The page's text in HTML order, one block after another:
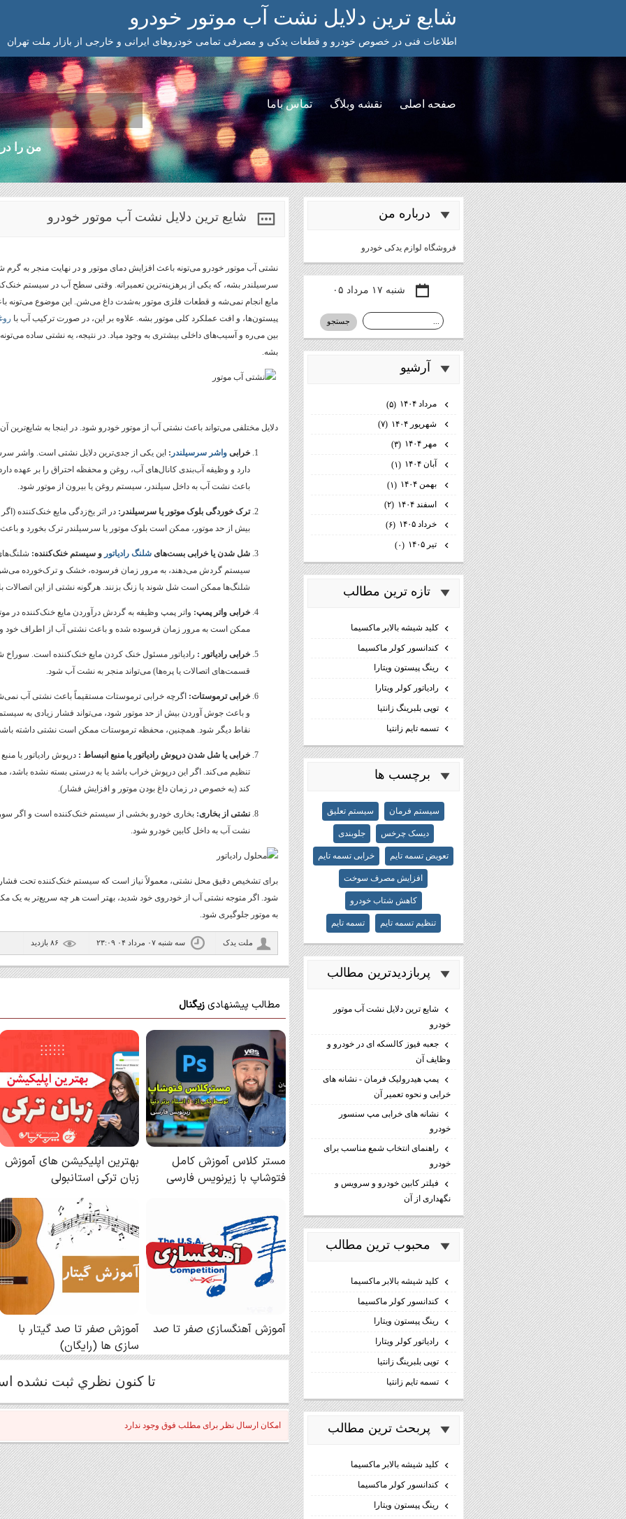
شایع ترین دلایل نشت آب موتور خودرو
اطلاعات فنی در خصوص خودرو و قطعات یدکی و مصرفی تمامی خودروهای ایرانی و خارجی از بازار ملت تهران
صفحه اصلی نقشه وبلاگ تماس باما
من را
شایع ترین دلایل نشت آب موتور خودرو
نشتی آب موتور خودرو می‌تونه باعث افزایش دمای موتور و در نهایت منجر به
سرسیلندر بشه، که یکی از پرهزینه‌ترین تعمیراته. وقتی سطح آب در سیستم
مایع انجام نمی‌شه و قطعات فلزی موتور به‌شدت داغ می‌شن. این موضوع می‌تونه
پیستون‌ها، و افت عملکرد کلی موتور بشه. علاوه بر این، در صورت ترکیب آب با
بین می‌ره و آسیب‌های داخلی بیشتری به وجود میاد. در نتیجه، یه نشتی ساده
بشه.
دلایل مختلفی می‌تواند باعث نشتی آب از موتور خودرو شود. در اینجا به شایع‌ترین
خرابی واشر سرسیلندر : این یکی از جدی‌ترین دلایل نشتی است. واشر
دارد و وظیفه آب‌بندی کانال‌های آب، روغن و محفظه احتراق را بر عهده
باعث نشت آب به داخل سیلندر، سیستم روغن یا بیرون از موتور شود.
ترک خوردگی بلوک موتور یا سرسیلندر: در اثر یخ‌زدگی مایع خنک‌کننده
بیش از حد موتور، ممکن است بلوک موتور یا سرسیلندر ترک بخورد و
شل شدن یا خرابی بست‌های شلنگ رادیاتور و سیستم خنک‌کننده:
سیستم گردش می‌دهند، به مرور زمان فرسوده، خشک و ترک‌خورده
شلنگ‌ها ممکن است شل شوند یا زنگ بزنند. هرگونه نشتی از این
خرابی واتر پمپ: واتر پمپ وظیفه به گردش درآوردن مایع خنک‌کننده در
ممکن است به مرور زمان فرسوده شده و باعث نشتی آب از اطراف خود
خرابی رادیاتور : رادیاتور مسئول خنک کردن مایع خنک‌کننده است. سوراخ
قسمت‌های اتصالات یا پره‌ها) می‌تواند منجر به نشت آب شود.
خرابی ترموستات: اگرچه خرابی ترموستات مستقیماً باعث نشتی آب
و باعث جوش آوردن بیش از حد موتور شود، می‌تواند فشار زیادی به
نقاط دیگر شود. همچنین، محفظه ترموستات ممکن است نشتی داشته
خرابی یا شل شدن درپوش رادیاتور یا منبع انبساط : درپوش رادیاتور یا
تنظیم می‌کند. اگر این درپوش خراب باشد یا به درستی بسته نشده
کند (به خصوص در زمان داغ بودن موتور و افزایش فشار).
نشتی از بخاری: بخاری خودرو بخشی از سیستم خنک‌کننده است و اگر
نشت آب به داخل کابین خودرو شود.
برای تشخیص دقیق محل نشتی، معمولاً نیاز است که سیستم خنک‌کننده تحت
شود. اگر متوجه نشتی آب از خودروی خود شدید، بهتر است هر چه سریع‌تر به یک
به موتور جلوگیری شود.
ملت یدک سه شنبه ۰۷ مرداد ۰۴ ۲۳:۰۹
تا كنون نظري ثبت نشده
امکان ارسال نظر برای مطلب فوق وجود ندارد
درباره من
فروشگاه لوازم یدکی خودرو
شنبه ۱۷ مرداد ۰۵
آرشيو
مرداد ۱۴۰۴
(۵)
شهریور ۱۴۰۴
(۷)
مهر ۱۴۰۴
(۳)
آبان ۱۴۰۴
(۱)
بهمن ۱۴۰۴
(۱)
اسفند ۱۴۰۴
(۲)
خرداد ۱۴۰۵
(۶)
تیر ۱۴۰۵
(۰)
تازه ترين مطالب
كليد شيشه بالابر ماكسيما
كندانسور كولر ماكسيما
رینگ پیستون ویتارا
رادیاتور کولر ویتارا
توپی بلبرینگ زانتیا
تسمه تایم زانتیا
برچسب ها
سیستم فرمان سیستم تعلیق
دیسک چرخس جلوبندی
تعویض تسمه تایم خرابی تسمه تایم
افزایش مصرف سوخت
کاهش شتاب خودرو
تنظیم تسمه تایم تسمه تایم
پربازديدترين مطالب
شایع ترین دلایل نشت آب موتور
خودرو
جعبه فیوز کالسکه ای در خودرو و
وظایف آن
پمپ هیدرولیک فرمان - نشانه های
خرابی و نحوه تعمیر آن
نشانه های خرابی مپ سنسور
خودرو
راهنمای انتخاب شمع مناسب برای
خودرو
فیلتر کابین خودرو و سرویس و
نگهداری از آن
محبوب ترين مطالب
كليد شيشه بالابر ماكسيما
كندانسور كولر ماكسيما
رینگ پیستون ویتارا
رادیاتور کولر ویتارا
توپی بلبرینگ زانتیا
تسمه تایم زانتیا
پربحث ترين مطالب
كليد شيشه بالابر ماكسيما
كندانسور كولر ماكسيما
رینگ پیستون ویتارا